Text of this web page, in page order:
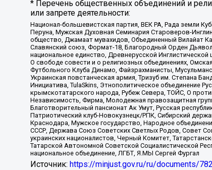
* Перечень общественных объединений и
или запрете деятельности:
Национал-большевистская партия, ВЕК РА, Рада земли
Перуна, Мужская Духовная Семинария Староверов-
общество, Джамаат мувахидов, Объединенный Вилайат
Славянский союз, Формат-18, Благородный Орден
национальное единство, Древнерусской
О свободе совести и о религиозных объединениях,
Футбольного Клуба Динамо, Файзрахманисты,
Украинская повстанческая армия, Тризуб им. Степана
Инициатива, TulaSkins, Этнополитическое объединение
крымскотатарского народа, Рубеж Севера, ТОЙС, О
Независимость, Фирма, Молодежная правозащитная
Благотворительный пансионат Ак Умут, Русская
Патриотический клуб-Новокузнецк/РПК, Сибирский
Краснодара, Мужское государство, Народное
СССР, Держава Союз Советских Светлых Родов, Совет
украинских националистов, Черный Комитет,
Татарской Автономной Советской Социалистической
национальное объединение, ЛГБТ, Я.МЫ Сергей Фургал
Источник: https://minjust.gov.ru/ru/documents/